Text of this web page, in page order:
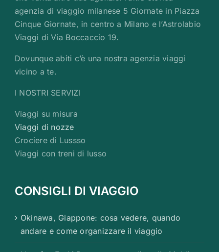
agenzia di viaggio milanese 5 Giornate in Piazza
Cinque Giornate, in centro a Milano e l’Astrolabio
Viaggi di Via Boccaccio 19.
Dovunque abiti c’è una nostra agenzia viaggi
vicino a te.
I NOSTRI SERVIZI
Viaggi su misura
Viaggi di nozze
Crociere di Lussso
Viaggi con treni di lusso
CONSIGLI DI VIAGGIO
Okinawa, Giappone: cosa vedere, quando
andare e come organizzare il viaggio